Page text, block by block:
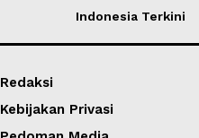
Indonesia Terkini
Redaksi
Kebijakan Privasi